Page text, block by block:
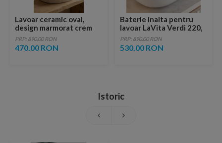
Lavoar ceramic oval,
design marmorat crem
lucios cu vene aurii,
ventil inclus
PRP: 890.00 RON
470.00 RON
Baterie inalta pentru
lavoar LaVita Verdi 220,
fara ventil, brushed
copper
PRP: 890.00 RON
530.00 RON
Istoric